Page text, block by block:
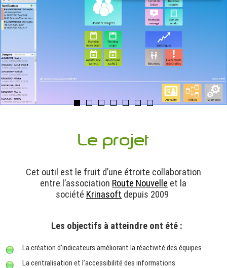
Le projet
Cet outil est le fruit d’une étroite collaboration
entre l’association Route Nouvelle et la
société Krinasoft depuis 2009
Les objectifs à atteindre ont été :
La création d’indicateurs améliorant la réactivité des équipes
La centralisation et l’accessibilité des informations